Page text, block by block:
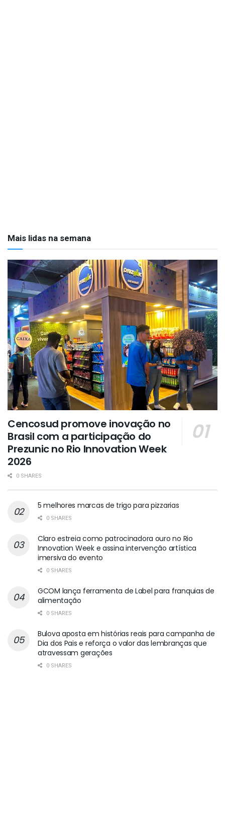
Mais lidas na semana
Cencosud promove inovação no
Brasil com a participação do
Prezunic no Rio Innovation Week
2026
0 SHARES
5 melhores marcas de trigo para pizzarias
0 SHARES
Claro estreia como patrocinadora ouro no Rio
Innovation Week e assina intervenção artística
imersiva do evento
0 SHARES
GCOM lança ferramenta de Label para franquias de
alimentação
0 SHARES
Bulova aposta em histórias reais para campanha de
Dia dos Pais e reforça o valor das lembranças que
atravessam gerações
0 SHARES